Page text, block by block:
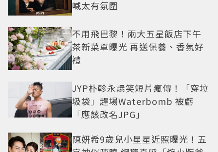
喊太有氛圍
不用飛巴黎！兩大五星飯店下午
茶新菜單曝光 再送保養、香氛好
禮
JYP朴軫永爆笑短片瘋傳！「穿垃
圾袋」趕場Waterbomb 被虧
「應該改名JPG」
陳妍希9歲兒小星星近照曝光！五